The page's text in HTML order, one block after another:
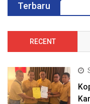
Terbaru
RECENT